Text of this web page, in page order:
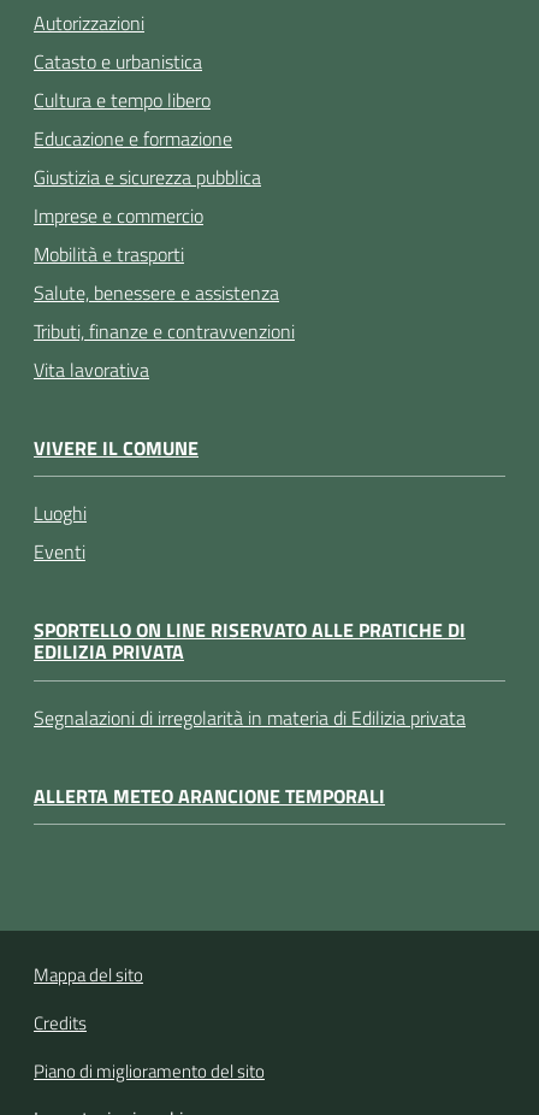
Autorizzazioni
Catasto e urbanistica
Cultura e tempo libero
Educazione e formazione
Giustizia e sicurezza pubblica
Imprese e commercio
Mobilità e trasporti
Salute, benessere e assistenza
Tributi, finanze e contravvenzioni
Vita lavorativa
VIVERE IL COMUNE
Luoghi
Eventi
SPORTELLO ON LINE RISERVATO ALLE PRATICHE DI
EDILIZIA PRIVATA
Segnalazioni di irregolarità in materia di Edilizia privata
ALLERTA METEO ARANCIONE TEMPORALI
Mappa del sito
Credits
Piano di miglioramento del sito